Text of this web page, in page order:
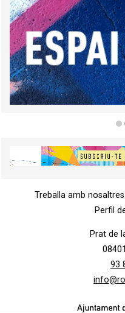
Treballa amb nosaltres
Perfil
Prat de
93